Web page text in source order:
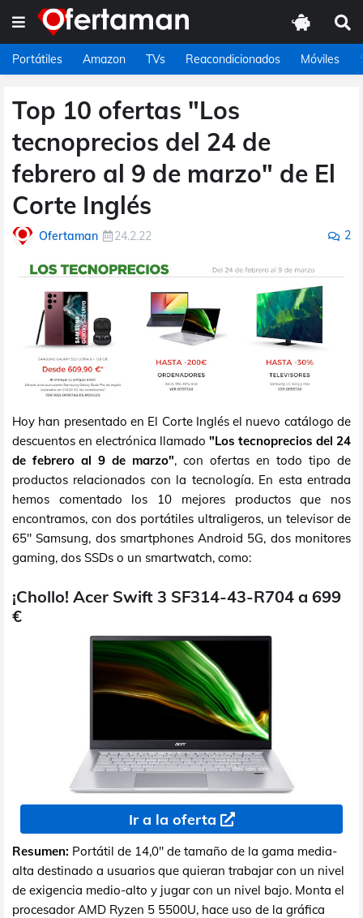
Portátiles Amazon TVs Reacondicionados Móviles
Top 10 ofertas "Los
tecnoprecios del 24 de
febrero al 9 de marzo" de El
Corte Inglés
Ofertaman 24.2.22 2
Hoy han presentado en El Corte Inglés el nuevo catálogo de
descuentos en electrónica llamado "Los tecnoprecios del 24
de febrero al 9 de marzo", con ofertas en todo tipo de
productos relacionados con la tecnología. En esta entrada
hemos comentado los 10 mejores productos que nos
encontramos, con dos portátiles ultraligeros, un televisor de
65" Samsung, dos smartphones Android 5G, dos monitores
gaming, dos SSDs o un smartwatch, como:
¡Chollo! Acer Swift 3 SF314-43-R704 a 699
€
Ir a la oferta
Resumen: Portátil de 14,0" de tamaño de la gama media-
alta destinado a usuarios que quieran trabajar con un nivel
de exigencia medio-alto y jugar con un nivel bajo. Monta el
procesador AMD Ryzen 5 5500U, hace uso de la gráfica